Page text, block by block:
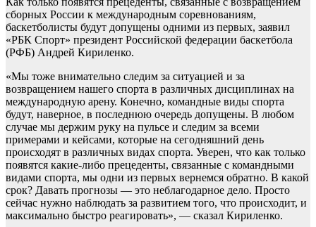
сборных России к международным соревнованиям,
баскетболисты будут допущены одними из первых, заявил
«РБК Спорт» президент Российской федерации баскетбола
(РФБ) Андрей Кириленко.
«Мы тоже внимательно следим за ситуацией и за
возвращением нашего спорта в различных дисциплинах на
международную арену. Конечно, командные виды спорта
будут, наверное, в последнюю очередь допущены. В любом
случае мы держим руку на пульсе и следим за всеми
примерами и кейсами, которые на сегодняшний день
происходят в различных видах спорта. Уверен, что как только
появятся какие-либо прецеденты, связанные с командными
видами спорта, мы одни из первых вернемся обратно. В какой
срок? Давать прогнозы — это неблагодарное дело. Просто
сейчас нужно наблюдать за развитием того, что происходит, и
максимально быстро реагировать», — сказал Кириленко.